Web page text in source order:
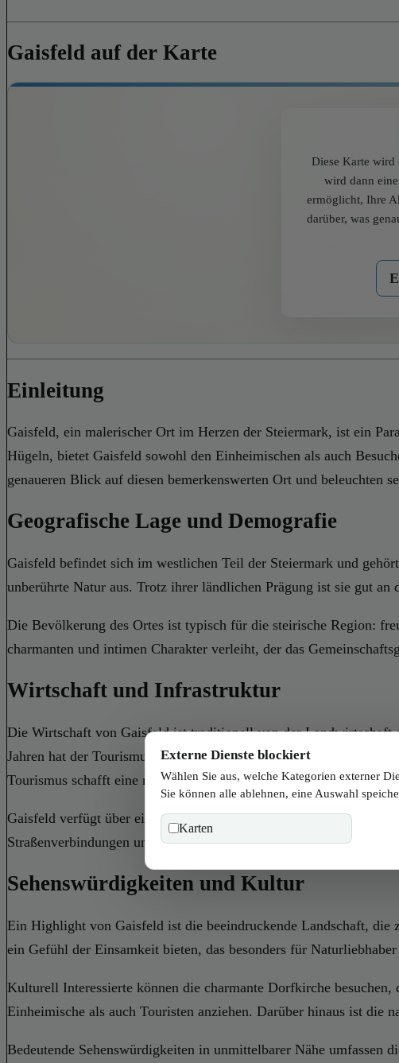
Gaisfeld auf der Karte
Diese Karte wird
wird dann
ermöglicht, Ihre
darüber, was
Einleitung
Gaisfeld, ein malerischer Ort im Herzen der Steiermark, ist ein
Hügeln, bietet Gaisfeld sowohl den Einheimischen als auch
genaueren Blick auf diesen bemerkenswerten Ort und beleuchten
Geografische Lage und Demografie
Gaisfeld befindet sich im westlichen Teil der Steiermark und
unberührte Natur aus. Trotz ihrer ländlichen Prägung ist sie gut
Die Bevölkerung des Ortes ist typisch für die steirische Region:
charmanten und intimen Charakter verleiht, der das
Wirtschaft und Infrastruktur
Die Wirtschaft von Gaisfeld ist traditionell von der Landwirtschaft
Jahren hat der Tourismus an Bedeutung gewonnen, da immer
Tourismus schafft eine nachhaltige wirtschaftliche Basis für die
Gaisfeld verfügt über eine gute Infrastruktur mit modernen
Straßenverbindungen und lokale Dienstleistungen sind gut
Sehenswürdigkeiten und Kultur
Ein Highlight von Gaisfeld ist die beeindruckende Landschaft, die
ein Gefühl der Einsamkeit bieten, das besonders für
Kulturell Interessierte können die charmante Dorfkirche
Einheimische als auch Touristen anziehen. Darüber hinaus ist die
Bedeutende Sehenswürdigkeiten in unmittelbarer Nähe umfassen
Externe Dienste blockiert
Wählen Sie aus, welche Kategorien externer
Sie können alle ablehnen, eine Auswahl
Karten